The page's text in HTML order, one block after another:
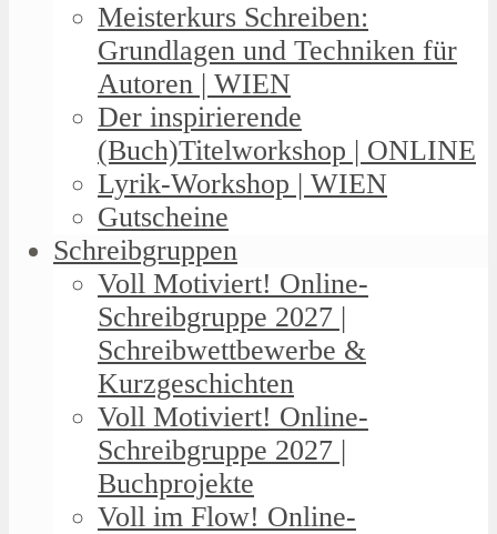
Meisterkurs Schreiben:
Grundlagen und Techniken für
Autoren | WIEN
Der inspirierende
(Buch)Titelworkshop | ONLINE
Lyrik-Workshop | WIEN
Gutscheine
Schreibgruppen
Voll Motiviert! Online-
Schreibgruppe 2027 |
Schreibwettbewerbe &
Kurzgeschichten
Voll Motiviert! Online-
Schreibgruppe 2027 |
Buchprojekte
Voll im Flow! Online-